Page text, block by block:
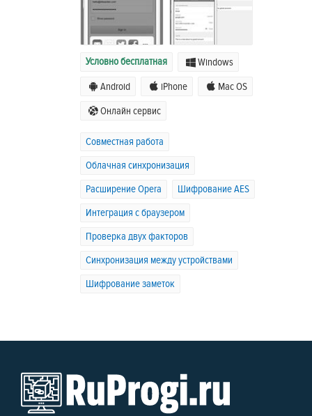
Условно бесплатная Windows
Android iPhone Mac OS
Онлайн сервис
Совместная работа
Облачная синхронизация
Расширение Opera
Шифрование AES
Интеграция с браузером
Проверка двух факторов
Синхронизация между устройствами
Шифрование заметок